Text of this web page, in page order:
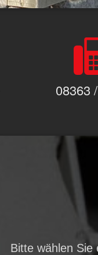
08363
Bitte wählen Sie